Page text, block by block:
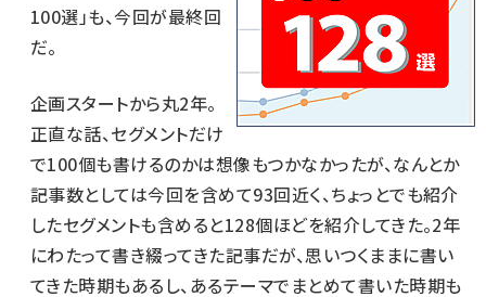
100選」も、今回が最終回
だ。
企画スタートから丸2年。
正直な話、セグメントだけ
で100個も書けるのかは想像もつかなかったが、なんとか
記事数としては今回を含めて93回近く、ちょっとでも紹介
したセグメントも含めると128個ほどを紹介してきた。2年
にわたって書き綴ってきた記事だが、思いつくままに書い
てきた時期もあるし、あるテーマでまとめて書いた時期も